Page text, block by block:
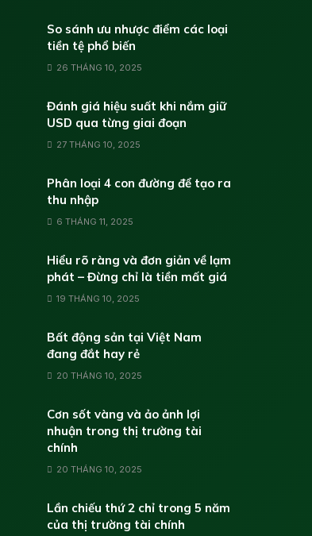
So sánh ưu nhược điểm các loại
tiền tệ phổ biến
26 THÁNG 10, 2025
Đánh giá hiệu suất khi nắm giữ
USD qua từng giai đoạn
27 THÁNG 10, 2025
Phân loại 4 con đường để tạo ra
thu nhập
6 THÁNG 11, 2025
Hiểu rõ ràng và đơn giản về lạm
phát – Đừng chỉ là tiền mất giá
19 THÁNG 10, 2025
Bất động sản tại Việt Nam
đang đắt hay rẻ
20 THÁNG 10, 2025
Cơn sốt vàng và ảo ảnh lợi
nhuận trong thị trường tài
chính
20 THÁNG 10, 2025
Lần chiếu thứ 2 chỉ trong 5 năm
của thị trường tài chính